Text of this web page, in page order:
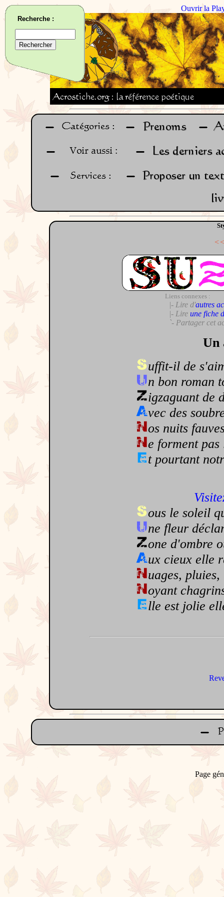
Ouvrir la
Liens connexes :
|- Lire d'autres
|- Lire une fiche
`- Partager cet
Un
uffit-il de
n bon roman
igzaguant de
vec des
os nuits
e forment
t pourtant
ous le soleil
ne fleur
one d'ombre
ux cieux elle
uages,
oyant
lle est jolie
Recherche :
Page